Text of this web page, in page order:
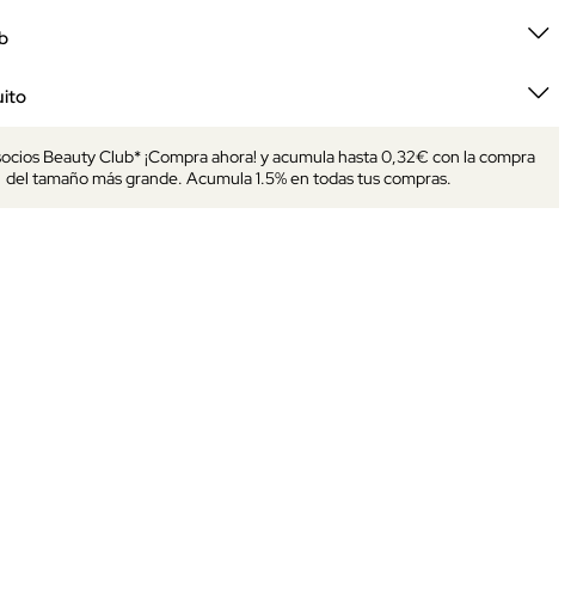
Beauty Club* ¡Compra ahora! y acumula hasta 0,32€ con la compra
del tamaño más grande. Acumula 1.5% en todas tus compras.